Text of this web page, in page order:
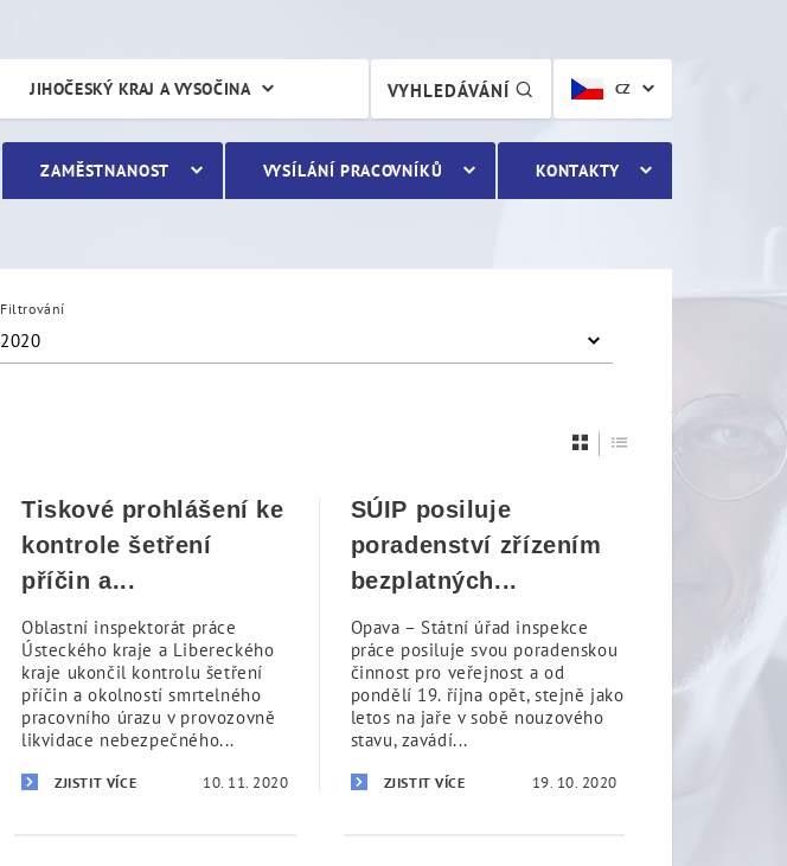
CZ
VYHLEDÁVÁNÍ
JIHOČESKÝ KRAJ A VYSOČINA
ZAMĚSTNANOST VYSÍLÁNÍ PRACOVNÍKŮ KONTAKTY
Filtrování
2020
Tiskové prohlášení ke
kontrole šetření
příčin a...
Oblastní inspektorát práce
Ústeckého kraje a Libereckého
kraje ukončil kontrolu šetření
příčin a okolností smrtelného
pracovního úrazu v provozovně
likvidace nebezpečného...
ZJISTIT VÍCE 10. 11. 2020
SÚIP posiluje
poradenství zřízením
bezplatných...
Opava – Státní úřad inspekce
práce posiluje svou poradenskou
činnost pro veřejnost a od
pondělí 19. října opět, stejně jako
letos na jaře v sobě nouzového
stavu, zavádí...
ZJISTIT VÍCE 19. 10. 2020